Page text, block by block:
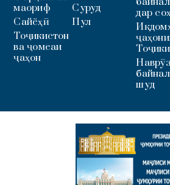
маориф
Сайёҳӣ
Тоҷикистон
ва ҷомеаи
ҷаҳон
Суруд
Пул
дар
Наврӯз
шуд